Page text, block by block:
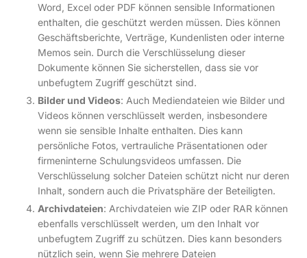
Word, Excel oder PDF können sensible Informationen
enthalten, die geschützt werden müssen. Dies können
Geschäftsberichte, Verträge, Kundenlisten oder interne
Memos sein. Durch die Verschlüsselung dieser
Dokumente können Sie sicherstellen, dass sie vor
unbefugtem Zugriff geschützt sind.
Bilder und Videos: Auch Mediendateien wie Bilder und
Videos können verschlüsselt werden, insbesondere
wenn sie sensible Inhalte enthalten. Dies kann
persönliche Fotos, vertrauliche Präsentationen oder
firmeninterne Schulungsvideos umfassen. Die
Verschlüsselung solcher Dateien schützt nicht nur deren
Inhalt, sondern auch die Privatsphäre der Beteiligten.
Archivdateien: Archivdateien wie ZIP oder RAR können
ebenfalls verschlüsselt werden, um den Inhalt vor
unbefugtem Zugriff zu schützen. Dies kann besonders
nützlich sein, wenn Sie mehrere Dateien